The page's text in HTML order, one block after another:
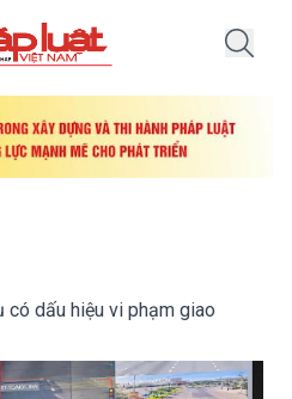
có dấu hiệu vi phạm giao